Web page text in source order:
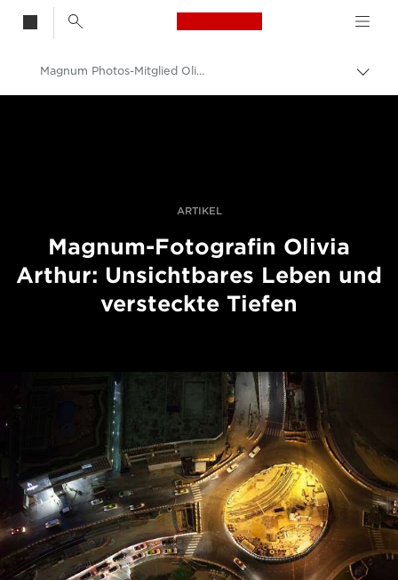
Canon Logo, back
Auf
Magnum Photos-Mitglied Olivia Arthur über ihre mehrschichtige Fotografie
ARTIKEL
Magnum-Fotografin Olivia
Arthur: Unsichtbares Leben und
versteckte Tiefen